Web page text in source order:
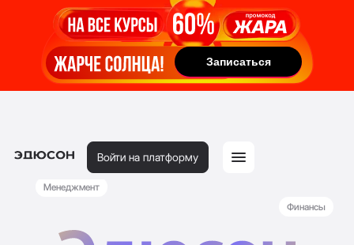
Записаться
Записаться
Войти на платформу
Менеджмент
Финансы